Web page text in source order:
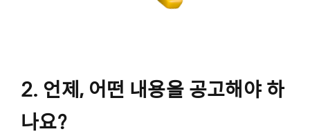
2. 언제, 어떤 내용을 공고해야 하
나요?